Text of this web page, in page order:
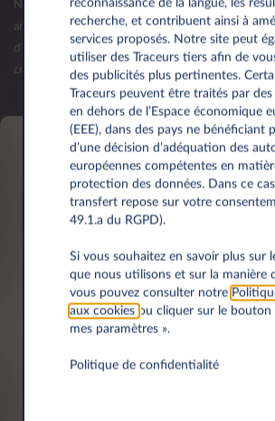
Nous vous invitons à nous contacter lorsque votre
an d’existence et que vos premiers bilans seront
d’une offre (commande) reste sous réserve
crédit par Leasys Luxembourg.
Informations
Nom*
reconnaissance de la langue, les
recherche, et contribuent ainsi à
services proposés. Notre site peut
utiliser des Traceurs tiers afin de
des publicités plus pertinentes.
Traceurs peuvent être traités par
en dehors de l’Espace économique
(EEE), dans des pays ne bénéficiant
d’une décision d’adéquation des
européennes compétentes en
protection des données. Dans ce
transfert repose sur votre
49.1.a du RGPD).
Si vous souhaitez en savoir plus sur
que nous utilisons et sur la manière
vous pouvez consulter notre
aux cookies ou cliquer sur le bouton
mes paramètres ».
Politique de confidentialité